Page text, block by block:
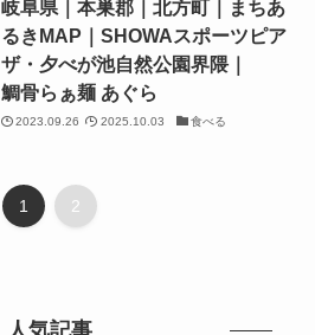
岐阜県｜本巣郡｜北方町｜まちあ
るきMAP｜SHOWAスポーツピア
ザ・夕べが池自然公園界隈｜
鯛骨らぁ麺 あぐら
2023.09.26 2025.10.03 食べる
1 2
人気記事